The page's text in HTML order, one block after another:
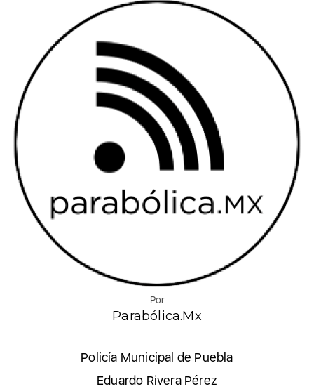
Por
Parabólica.Mx
Policía Municipal de Puebla
Eduardo Rivera Pérez